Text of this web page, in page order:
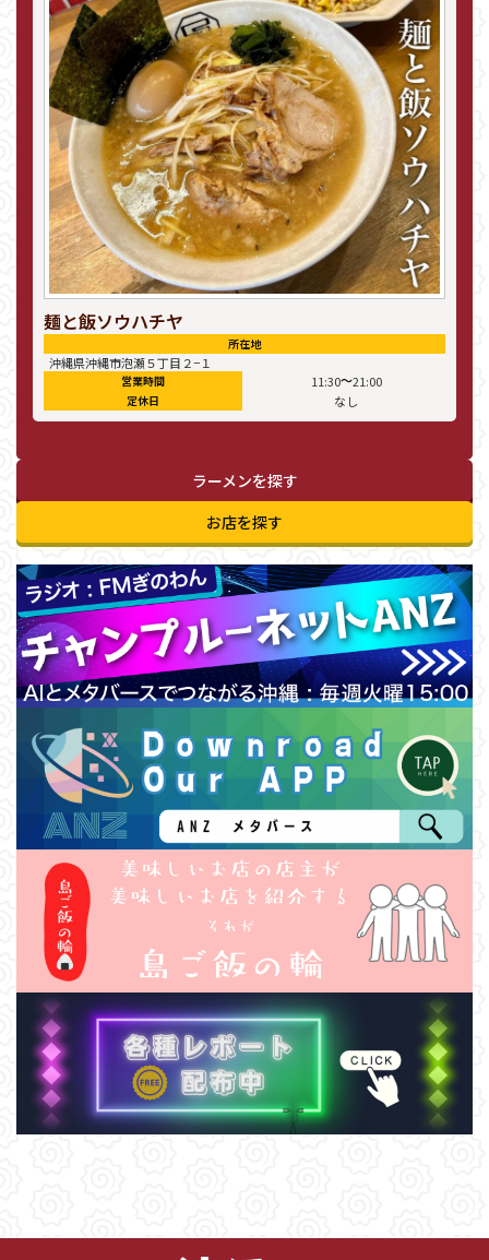
麺と飯ソウハチヤ
所在地
沖縄県沖縄市泡瀬５丁目２−１
営業時間 11:30〜21:00
定休日 なし
ラーメンを探す
お店を探す